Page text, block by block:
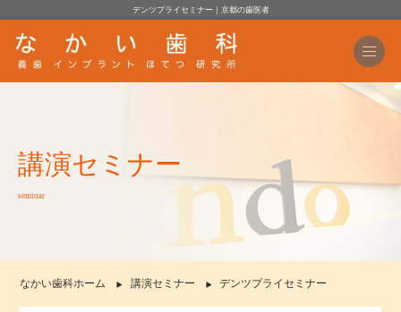
デンツプライセミナー｜京都の歯医者
講演セミナー
seminar
なかい歯科ホーム 講演セミナー デンツプライセミナー